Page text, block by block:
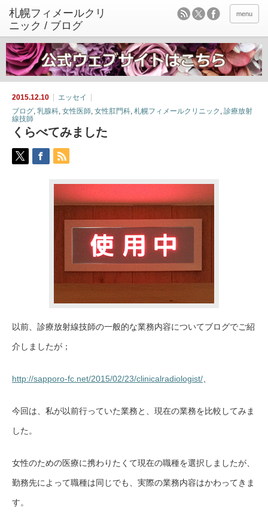
menu
2015.12.10
エッセイ
ブログ, 乳腺科, 女性医師, 女性肛門科, 札幌フィメールクリニック , 診療放射
線技師
くらべてみました
以前、診療放射線技師の一般的な業務内容についてブログでご紹
介しましたが；
http://sapporo-fc.net/2015/02/23/clinicalradiologist/
今回は、私が以前行っていた業務と、現在の業務を比較してみま
した。
女性のための医療に携わりたくて現在の職種を選択しましたが、
勤務先によって職種は同じでも、実際の業務内容はかわってきま
す。